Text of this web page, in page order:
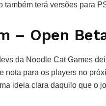
também terá versões para
– Open
da Noodle Cat Games
nota para os players no
ideia clara daquilo que o